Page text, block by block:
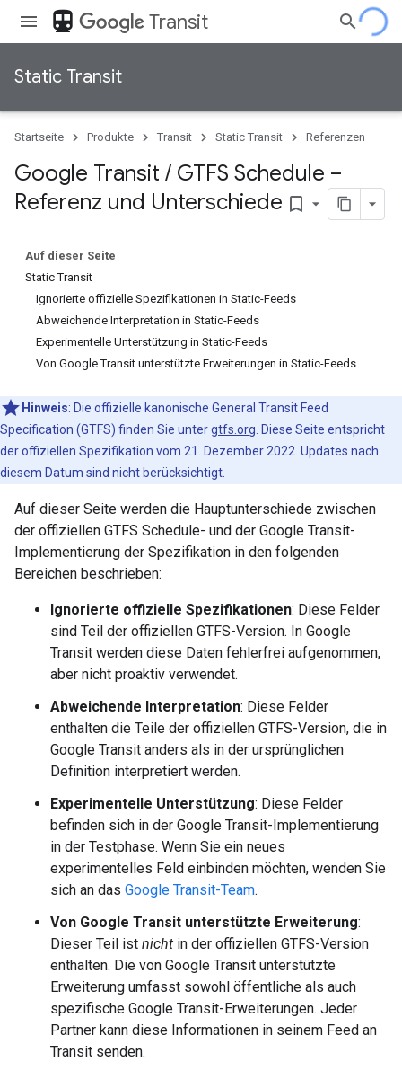
directions_transit Transit
Static Transit
Startseite Produkte Transit Static Transit Referenzen
Google Transit / GTFS Schedule –
Referenz und Unterschiede bookmark_border
Auf dieser Seite
Static Transit
Ignorierte offizielle Spezifikationen in Static-Feeds
Abweichende Interpretation in Static-Feeds
Experimentelle Unterstützung in Static-Feeds
Von Google Transit unterstützte Erweiterungen in Static-Feeds
Hinweis: Die offizielle kanonische General Transit Feed
Specification (GTFS) finden Sie untergtfs.org . Diese Seite entspricht
der offiziellen Spezifikation vom 21. Dezember 2022. Updates nach
diesem Datum sind nicht berücksichtigt.
Auf dieser Seite werden die Hauptunterschiede zwischen
der offiziellen GTFS Schedule- und der Google Transit-
Implementierung der Spezifikation in den folgenden
Bereichen beschrieben:
Ignorierte offizielle Spezifikationen: Diese Felder
sind Teil der offiziellen GTFS-Version. In Google
Transit werden diese Daten fehlerfrei aufgenommen,
aber nicht proaktiv verwendet.
Abweichende Interpretation: Diese Felder
enthalten die Teile der offiziellen GTFS-Version, die in
Google Transit anders als in der ursprünglichen
Definition interpretiert werden.
Experimentelle Unterstützung: Diese Felder
befinden sich in der Google Transit-Implementierung
in der Testphase. Wenn Sie ein neues
experimentelles Feld einbinden möchten, wenden Sie
sich an das Google Transit-Team.
Von Google Transit unterstützte Erweiterung:
Dieser Teil ist nicht in der offiziellen GTFS-Version
enthalten. Die von Google Transit unterstützte
Erweiterung umfasst sowohl öffentliche als auch
spezifische Google Transit-Erweiterungen. Jeder
Partner kann diese Informationen in seinem Feed an
Transit senden.